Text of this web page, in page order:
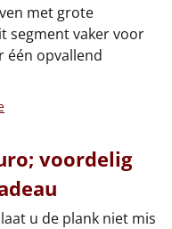
met grote
segment vaker voor
één opvallend
voordelig
u de plank niet mis